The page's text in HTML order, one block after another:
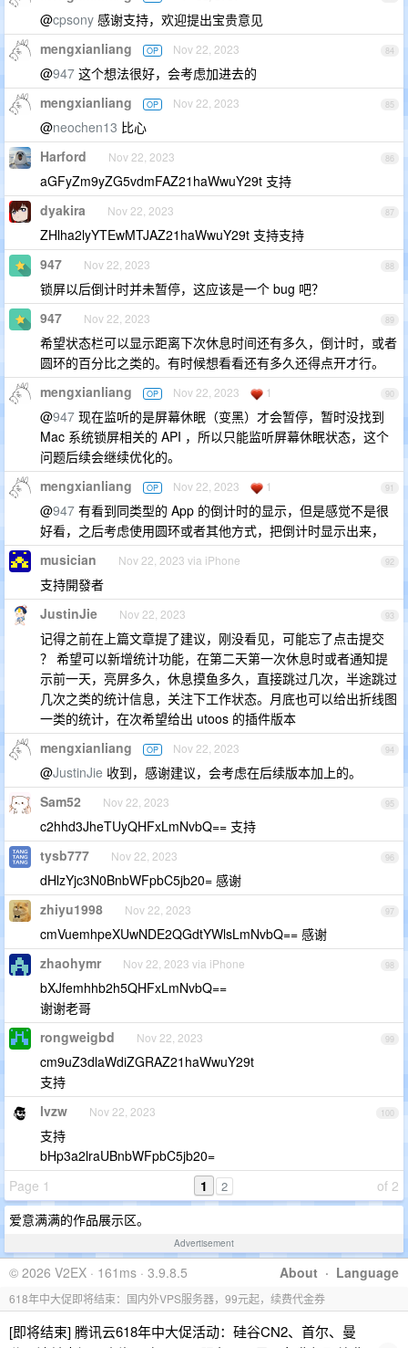
@cpsony 感谢支持，欢迎提出宝贵意见
84
mengxianliang OP Nov 22, 2023
@947 这个想法很好，会考虑加进去的
85
mengxianliang OP Nov 22, 2023
@neochen13 比心
86
Harford Nov 22, 2023
aGFyZm9yZG5vdmFAZ21haWwuY29t 支持
87
dyakira Nov 22, 2023
ZHlha2lyYTEwMTJAZ21haWwuY29t 支持支持
88
947 Nov 22, 2023
锁屏以后倒计时并未暂停，这应该是一个 bug 吧？
89
947 Nov 22, 2023
希望状态栏可以显示距离下次休息时间还有多久，倒计时，或者
圆环的百分比之类的。有时候想看看还有多久还得点开才行。
90
mengxianliang OP Nov 22, 2023 1
@947 现在监听的是屏幕休眠（变黑）才会暂停，暂时没找到
Mac 系统锁屏相关的 API ，所以只能监听屏幕休眠状态，这个
问题后续会继续优化的。
91
mengxianliang OP Nov 22, 2023 1
@947 有看到同类型的 App 的倒计时的显示，但是感觉不是很
好看，之后考虑使用圆环或者其他方式，把倒计时显示出来，
92
musician Nov 22, 2023 via iPhone
支持開發者
93
JustinJie Nov 22, 2023
记得之前在上篇文章提了建议，刚没看见，可能忘了点击提交
？ 希望可以新增统计功能，在第二天第一次休息时或者通知提
示前一天，亮屏多久，休息摸鱼多久，直接跳过几次，半途跳过
几次之类的统计信息，关注下工作状态。月底也可以给出折线图
一类的统计，在次希望给出 utoos 的插件版本
94
mengxianliang OP Nov 22, 2023
@JustinJie 收到，感谢建议，会考虑在后续版本加上的。
95
Sam52 Nov 22, 2023
c2hhd3JheTUyQHFxLmNvbQ== 支持
96
tysb777 Nov 22, 2023
dHlzYjc3N0BnbWFpbC5jb20= 感谢
97
zhiyu1998 Nov 22, 2023
cmVuemhpeXUwNDE2QGdtYWlsLmNvbQ== 感谢
98
zhaohymr Nov 22, 2023 via iPhone
bXJfemhhb2h5QHFxLmNvbQ==
谢谢老哥
99
rongweigbd Nov 22, 2023
cm9uZ3dlaWdiZGRAZ21haWwuY29t
支持
100
lvzw Nov 22, 2023
支持
bHp3a2lraUBnbWFpbC5jb20=
Page 1
of 2
1 2
爱意满满的作品展示区。
Advertisement
About · Language
© 2026 V2EX · 161ms · 3.9.8.5
618年中大促即将结束：国内外VPS服务器，99元起，续费代金券
[即将结束] 腾讯云618年中大促活动：硅谷CN2、首尔、曼